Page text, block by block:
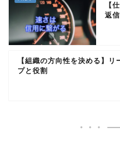
【
返
【組織の方向性を決める】リ
プと役割